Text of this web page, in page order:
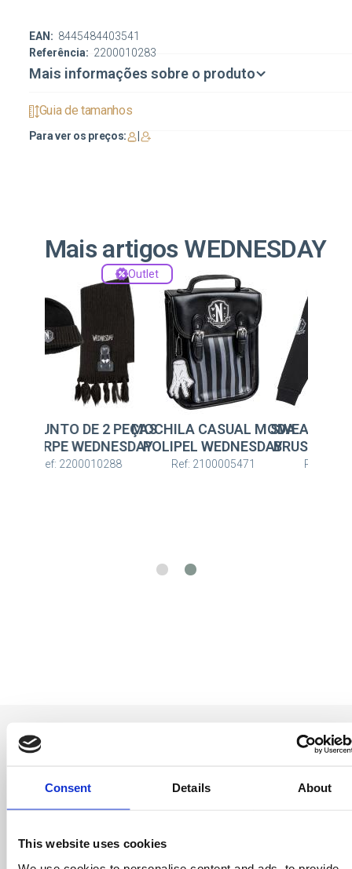
Consent Details About
This website uses cookies
Referência: 2200010283
EAN: 8445484403541
Mais informações sobre o produto
Guia de tamanhos
Para ver os preços:
Mais artigos WEDNESDAY
DE 2 PEÇAS
WEDNESDAY
2200010288
MOCHILA CASUAL MODA
POLIPEL WEDNESDAY
Ref: 2100005471
SWEAT SHIRT
BRUSHED
Ref: 2900002277
Seja o primeiro a
saber